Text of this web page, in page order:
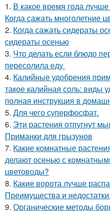
1. В какое время года
Когда сажать многолетние
2. Когда сажать сидераты
сидераты осенью
3. Что делать если блюдо
пересолила еду
4. Калийные удобрения
такое калийная соль: виды
полная инструкция в
5. Для чего суперфосфат.
6. Эти растения отпугнут
Приманки для грызунов
7. Какие комнатные
делают осенью с
цветоводы?
8. Какие ворота лучше
Преимущества и
9. Органические методы